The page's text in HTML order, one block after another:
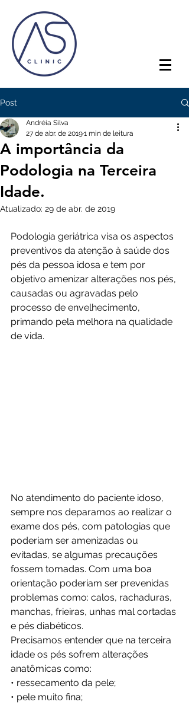
Post
A importância da
Podologia na Terceira
Idade.
Andréia Silva
27 de abr. de 20191 min de leitura
Atualizado: 29 de abr. de 2019
Podologia geriátrica visa os aspectos
preventivos da atenção à saúde dos
pés da pessoa idosa e tem por
objetivo amenizar alterações nos pés,
causadas ou agravadas pelo
processo de envelhecimento,
primando pela melhora na qualidade
de vida.
No atendimento do paciente idoso,
sempre nos deparamos ao realizar o
exame dos pés, com patologias que
poderiam ser amenizadas ou
evitadas, se algumas precauções
fossem tomadas. Com uma boa
orientação poderiam ser prevenidas
problemas como: calos, rachaduras,
manchas, frieiras, unhas mal cortadas
e pés diabéticos.
Precisamos entender que na terceira
idade os pés sofrem alterações
anatômicas como:
• ressecamento da pele;
• pele muito fina;